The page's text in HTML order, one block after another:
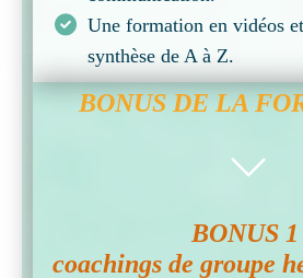
Une formation en vidéos
synthèse de A à Z.
BONUS DE LA
BONUS 1
coachings de groupe